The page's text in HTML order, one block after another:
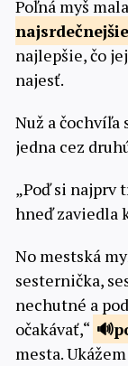
Poľná myš
najsrdečnejšie
najlepšie, čo
najesť.
Nuž a
jedna cez
„Poď si najprv
hneď zaviedla
No mestská
sesternička,
nechutné a
očakávať,“
mesta.